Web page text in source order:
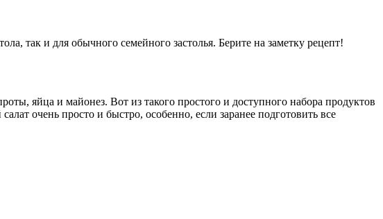
так и для обычного семейного застолья. Берите на заметку рецепт!
яйца и майонез. Вот из такого простого и доступного набора продуктов
очень просто и быстро, особенно, если заранее подготовить все